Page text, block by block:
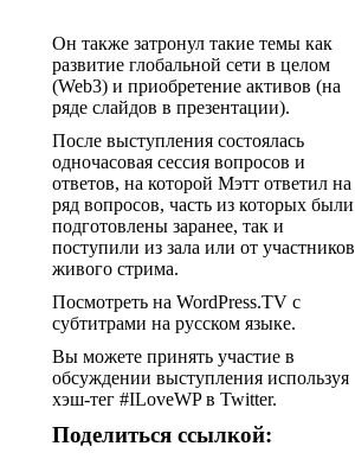
Он также затронул такие темы как
развитие глобальной сети в целом
(Web3) и приобретение активов (на
ряде слайдов в презентации).
После выступления состоялась
одночасовая сессия вопросов и
ответов, на которой Мэтт ответил на
ряд вопросов, часть из которых были
подготовлены заранее, так и
поступили из зала или от участников
живого стрима.
Посмотреть на WordPress.TV с
субтитрами на русском языке.
Вы можете принять участие в
обсуждении выступления используя
хэш-тег #ILoveWP в Twitter.
Поделиться ссылкой: